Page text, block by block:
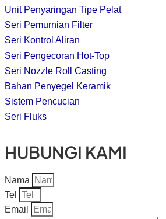
Unit Penyaringan Tipe Pelat
Seri Pemurnian Filter
Seri Kontrol Aliran
Seri Pengecoran Hot-Top
Seri Nozzle Roll Casting
Bahan Penyegel Keramik
Sistem Pencucian
Seri Fluks
HUBUNGI KAMI
Nama
Tel
Email